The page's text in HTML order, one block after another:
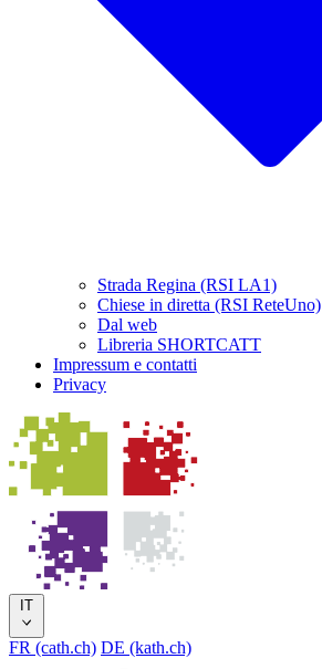
Strada Regina (RSI LA1)
Chiese in diretta (RSI ReteUno)
Dal web
Libreria SHORTCATT
Impressum e contatti
Privacy
IT
FR (cath.ch) DE (kath.ch)